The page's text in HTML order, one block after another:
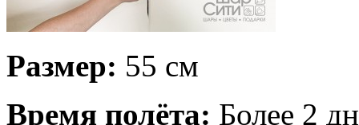
Размер: 55 см
Время полёта: Более 2